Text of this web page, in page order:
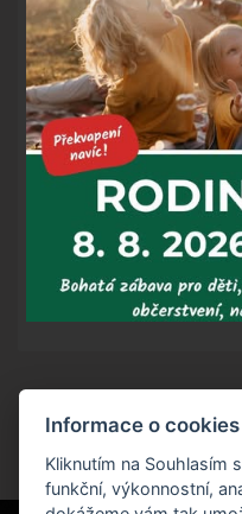
A kdo prahne pro větší
si balíček s masáží navíc,
https://www.hotelchs.cz/
velikonocni-pobyt-s-
zdarma-4-noci/
Informace o cookies
Kliknutím na Souhlasím
funkční, výkonnostní,